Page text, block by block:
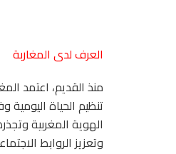
العرف لدى المغاربة
منذ القديم، اعتمد
تنظيم الحياة
الهوية المغربية
وتعزيز الروابط